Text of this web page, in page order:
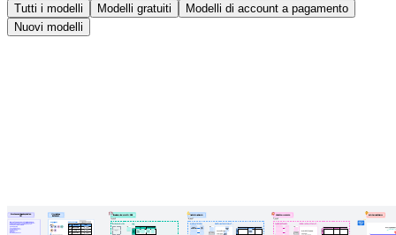
Tutti i modelli Modelli gratuiti
Modelli di account a pagamento
Nuovi modelli